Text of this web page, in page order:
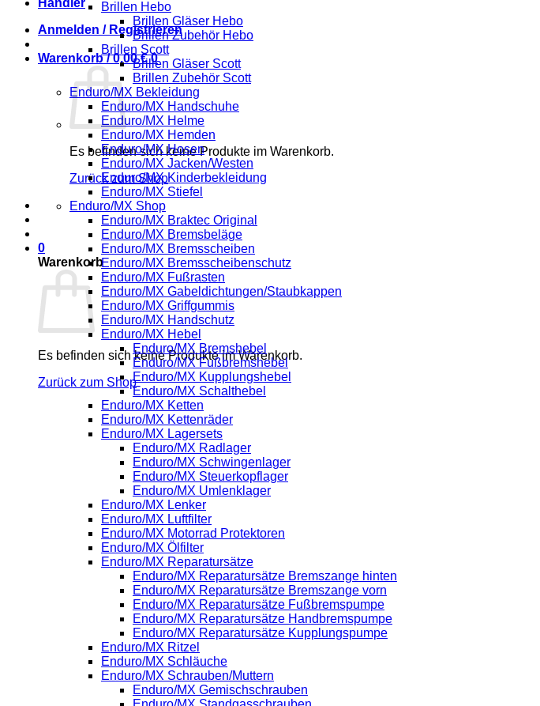
Händler
Anmelden / Registrieren
Warenkorb /0,00€ 0
Es befinden sich keine Produkte im Warenkorb.
Zurück zum Shop
0
Warenkorb
Es befinden sich keine Produkte im Warenkorb.
Zurück zum Shop
Brillen Hebo
Brillen Gläser Hebo
Brillen Zubehör Hebo
Brillen Scott
Brillen Gläser Scott
Brillen Zubehör Scott
Enduro/MX Bekleidung
Enduro/MX Handschuhe
Enduro/MX Helme
Enduro/MX Hemden
Enduro/MX Hosen
Enduro/MX Jacken/Westen
Enduro/MX Kinderbekleidung
Enduro/MX Stiefel
Enduro/MX Shop
Enduro/MX Braktec Original
Enduro/MX Bremsbeläge
Enduro/MX Bremsscheiben
Enduro/MX Bremsscheibenschutz
Enduro/MX Fußrasten
Enduro/MX Gabeldichtungen/Staubkappen
Enduro/MX Griffgummis
Enduro/MX Handschutz
Enduro/MX Hebel
Enduro/MX Bremshebel
Enduro/MX Fußbremshebel
Enduro/MX Kupplungshebel
Enduro/MX Schalthebel
Enduro/MX Ketten
Enduro/MX Kettenräder
Enduro/MX Lagersets
Enduro/MX Radlager
Enduro/MX Schwingenlager
Enduro/MX Steuerkopflager
Enduro/MX Umlenklager
Enduro/MX Lenker
Enduro/MX Luftfilter
Enduro/MX Motorrad Protektoren
Enduro/MX Ölfilter
Enduro/MX Reparatursätze
Enduro/MX Reparatursätze Bremszange hinten
Enduro/MX Reparatursätze Bremszange vorn
Enduro/MX Reparatursätze Fußbremspumpe
Enduro/MX Reparatursätze Handbremspumpe
Enduro/MX Reparatursätze Kupplungspumpe
Enduro/MX Ritzel
Enduro/MX Schläuche
Enduro/MX Schrauben/Muttern
Enduro/MX Gemischschrauben